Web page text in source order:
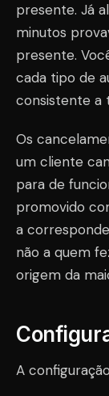
presente. Já
minutos
presente.
cada tipo de
consistente a
Os
um cliente
para de
promovido
a
não a quem
origem da
A